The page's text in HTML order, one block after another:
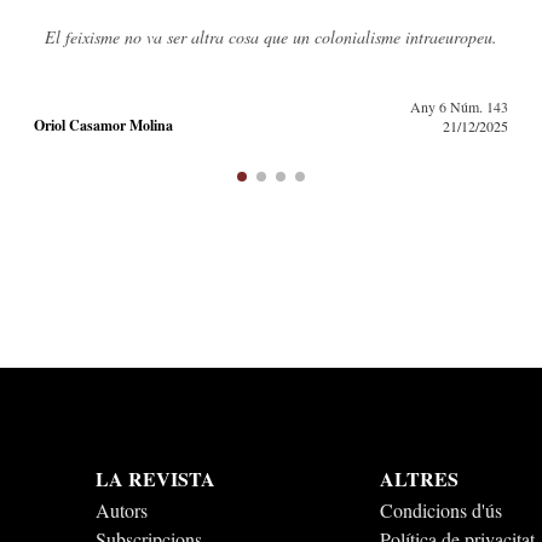
La història, el trauma i la globalització modelen un caràcter català
Jordi Pintado
Any 7 Núm. 149
07/06/2026
LA REVISTA
Autors
ALTRES
Condicions d'ús